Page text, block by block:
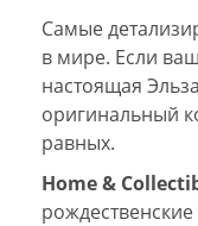
Самые
в мире. Если
настоящая
оригинальный
равных.
Home &